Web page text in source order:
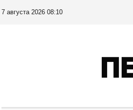
7 августа 2026 08:10